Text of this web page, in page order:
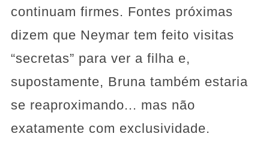
continuam firmes. Fontes próximas
dizem que Neymar tem feito visitas
“secretas” para ver a filha e,
supostamente, Bruna também estaria
se reaproximando... mas não
exatamente com exclusividade.